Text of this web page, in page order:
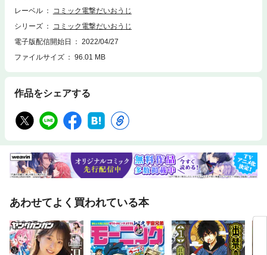
ているキャンペーン、商品の予約受付、イベントなどは終了している場合
がございます。】
レーベル
コミック電撃だいおうじ
シリーズ
コミック電撃だいおうじ
電子版配信開始日
2022/04/27
ファイルサイズ
96.01 MB
作品をシェアする
あわせてよく買われている本